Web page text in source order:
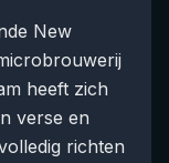
New
heeft zich
verse en
richten